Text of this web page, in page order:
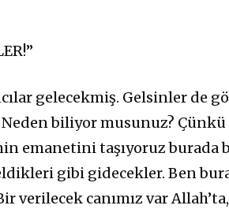
gelecekmiş. Gelsinler de
biliyor musunuz?
emanetini taşıyoruz burada
gibi gidecekler. Ben
verilecek canımız var